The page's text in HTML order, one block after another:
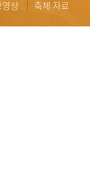
상 축제 자료